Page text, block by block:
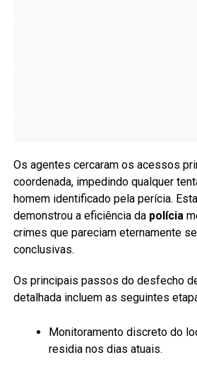
Os agentes cercaram os acessos
coordenada, impedindo qualquer
homem identificado pela perícia.
demonstrou a eficiência da polícia
crimes que pareciam eternamente
conclusivas.
Os principais passos do desfecho
detalhada incluem as seguintes
Monitoramento discreto do
residia nos dias atuais.